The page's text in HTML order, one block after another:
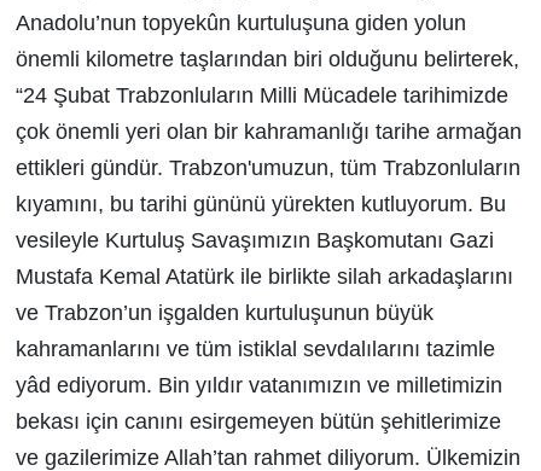
Anadolu’nun topyekûn kurtuluşuna giden yolun
önemli kilometre taşlarından biri olduğunu belirterek,
“24 Şubat Trabzonluların Milli Mücadele tarihimizde
çok önemli yeri olan bir kahramanlığı tarihe armağan
ettikleri gündür. Trabzon'umuzun, tüm Trabzonluların
kıyamını, bu tarihi gününü yürekten kutluyorum. Bu
vesileyle Kurtuluş Savaşımızın Başkomutanı Gazi
Mustafa Kemal Atatürk ile birlikte silah arkadaşlarını
ve Trabzon’un işgalden kurtuluşunun büyük
kahramanlarını ve tüm istiklal sevdalılarını tazimle
yâd ediyorum. Bin yıldır vatanımızın ve milletimizin
bekası için canını esirgemeyen bütün şehitlerimize
ve gazilerimize Allah’tan rahmet diliyorum. Ülkemizin